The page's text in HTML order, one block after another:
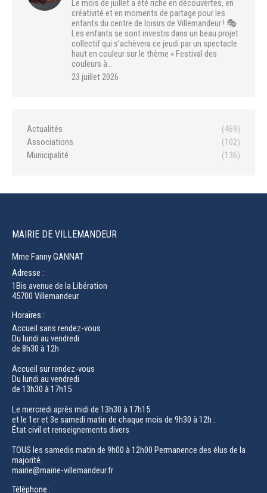
Le mois de juillet a été riche en découvertes, en
créativité et en moments de partage pour les
enfants du centre de loisirs de Villemandeur ! 🎭
Les enfants se sont investis dans un beau projet
collectif qui s’achèvera ce jeudi par un spectacle
haut en couleur sur le thème « Festival des
couleurs à…
23 juillet 2026
Actualités
(469)
Associations
(102)
Municipalité
(136)
MAIRIE DE VILLEMANDEUR
Mme Fanny GANNAT
Adresse :
1Bis avenue de la Libération
45700 Villemandeur
Horaires :
Accueil sans rendez-vous
Du lundi au vendredi
de 8h30 à 12h
Accueil sur rendez-vous
Du lundi au vendredi
de 13h30 à 17h15
Le mercredi après midi de 13h30 à 17h15
et le 1er et 3e samedi matin de chaque mois de 9h30 à 12h :
État civil et renseignements divers
TOUS les samedis matin de 9h00 à 12h00 Permanence des élus de la
majorité.
mairie@mairie-villemandeur.fr
Téléphone :